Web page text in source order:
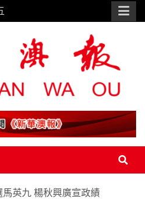
馬英九 楊秋興廣宣政績